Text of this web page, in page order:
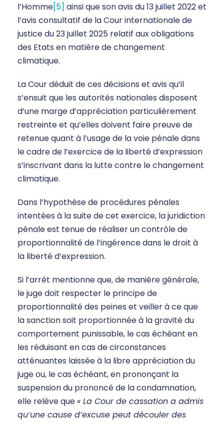
l’Homme[5] ainsi que son avis du 13 juillet 2022 et
l’avis consultatif de la Cour internationale de
justice du 23 juillet 2025 relatif aux obligations
des Etats en matière de changement
climatique.
La Cour déduit de ces décisions et avis qu’il
s’ensuit que les autorités nationales disposent
d’une marge d’appréciation particulièrement
restreinte et qu’elles doivent faire preuve de
retenue quant à l’usage de la voie pénale dans
le cadre de l’exercice de la liberté d’expression
s’inscrivant dans la lutte contre le changement
climatique.
Dans l’hypothèse de procédures pénales
intentées à la suite de cet exercice, la juridiction
pénale est tenue de réaliser un contrôle de
proportionnalité de l’ingérence dans le droit à
la liberté d’expression.
Si l’arrêt mentionne que, de manière générale,
le juge doit respecter le principe de
proportionnalité des peines et veiller à ce que
la sanction soit proportionnée à la gravité du
comportement punissable, le cas échéant en
les réduisant en cas de circonstances
atténuantes laissée à la libre appréciation du
juge ou, le cas échéant, en prononçant la
suspension du prononcé de la condamnation,
elle relève que « La Cour de cassation a admis
qu’une cause d’excuse peut découler des